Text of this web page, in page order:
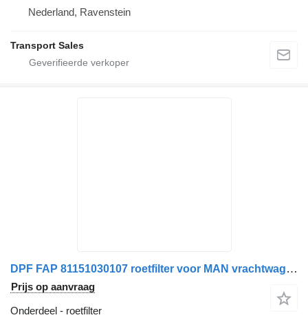
Nederland, Ravenstein
Transport Sales
DPF FAP 81151030107 roetfilter voor MAN vrachtwagen
Prijs op aanvraag
Onderdeel - roetfilter